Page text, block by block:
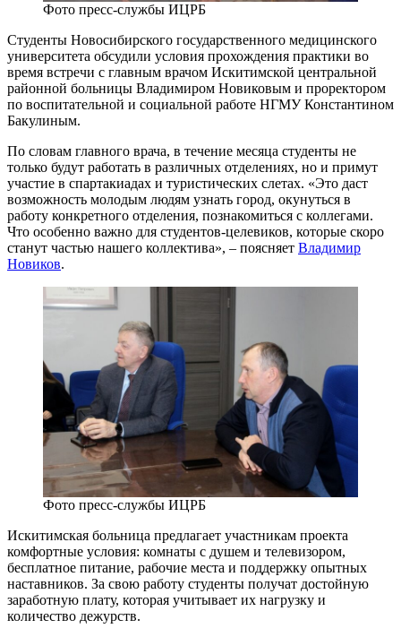
Фото пресс-службы ИЦРБ
Студенты Новосибирского государственного медицинского
университета обсудили условия прохождения практики во
время встречи с главным врачом Искитимской центральной
районной больницы Владимиром Новиковым и проректором
по воспитательной и социальной работе НГМУ Константином
Бакулиным.
По словам главного врача, в течение месяца студенты не
только будут работать в различных отделениях, но и примут
участие в спартакиадах и туристических слетах. «Это даст
возможность молодым людям узнать город, окунуться в
работу конкретного отделения, познакомиться с коллегами.
Что особенно важно для студентов-целевиков, которые скоро
станут частью нашего коллектива», – поясняет Владимир
Новиков.
Фото пресс-службы ИЦРБ
Искитимская больница предлагает участникам проекта
комфортные условия: комнаты с душем и телевизором,
бесплатное питание, рабочие места и поддержку опытных
наставников. За свою работу студенты получат достойную
заработную плату, которая учитывает их нагрузку и
количество дежурств.